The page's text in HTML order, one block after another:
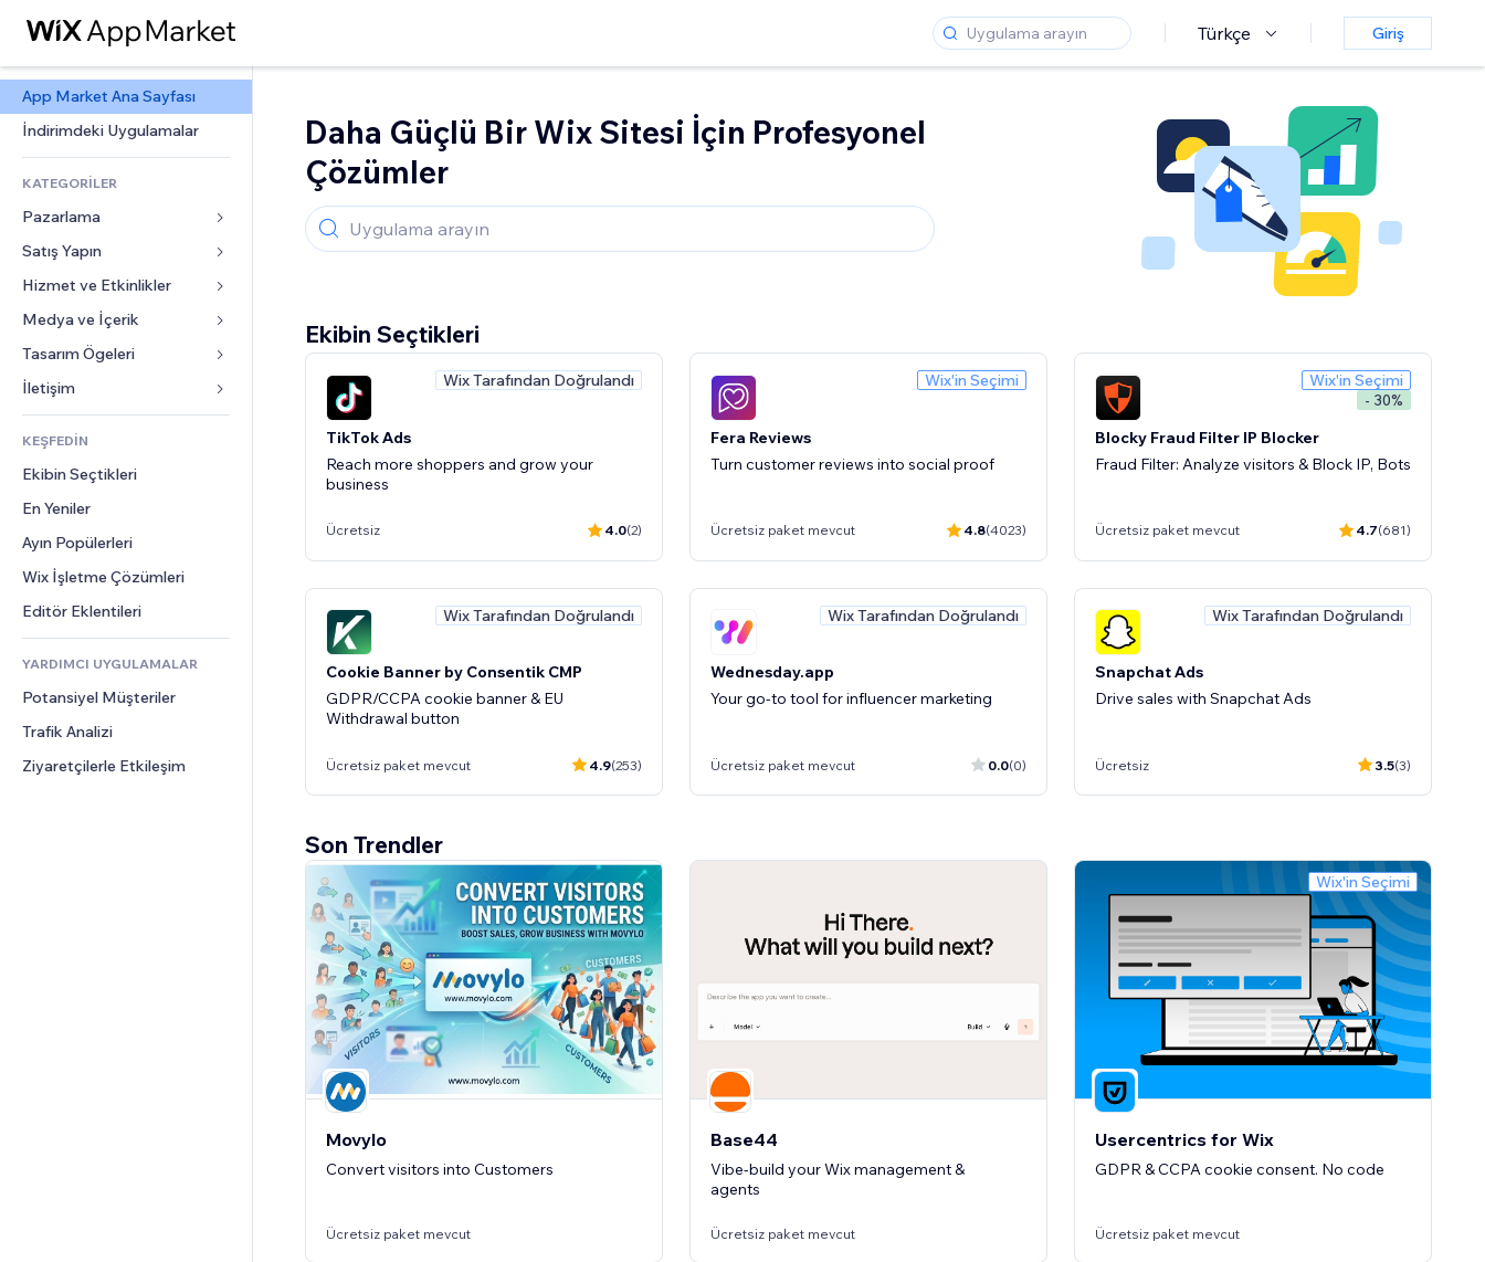
Türkçe Giriş
App Market Ana Sayfası
İndirimdeki Uygulamalar
KATEGORİLER
Pazarlama
Reklamlar
Mobil
Site Analizleri
Sosyal Ağ
Site Listeleri
E-posta
Satış Yapın
Mağazalar için uygulamalar
Gönderim ve Teslimat
Satış Düğmeleri
Muhasebe
Kuponlar ve Müşteri Sadakati
Depolama Çözümleri
Hizmet ve Etkinlikler
Oteller
Etkinlikler
Restoranlar
Emlak
Randevular
Medya ve İçerik
Galeri
Müzik
Podcast
Fotoğrafçılık
Video
PDF
Dosya Paylaşımı
Haberler
Tasarım Ögeleri
Haritalar ve Navigasyon
Gizlilik ve Güvenlik
Saat
Sayfa Şablonları
Görüntü Efektleri
Düğmeler ve Menüler
Afişler ve Rozetler
Hesap Makineleri
Arama
Hava Durumu
Grafik ve Tablolar
Formlar
Blog
Anketler
Sohbet
Yorumlar
Telefon
Topluluk
Değerlendirmeler ve Müşteri
KEŞFEDİN
Ekibin Seçtikleri
En Yeniler
Ayın Popülerleri
Wix İşletme Çözümleri
Editör Eklentileri
YARDIMCI UYGULAMALAR
Potansiyel Müşteriler
Trafik Analizi
Ziyaretçilerle Etkileşim
Daha Güçlü Bir Wix Sitesi İçin Profesyonel
Çözümler
Ekibin Seçtikleri
Wix Tarafından Doğrulandı
TikTok Ads
Reach more shoppers and grow your
business
Ücretsiz 4.0(2)
Wix'in Seçimi
Fera Reviews
Turn customer reviews into social proof
Ücretsiz paket mevcut 4.8(4023)
Wix'in Seçimi
- 30%
Blocky Fraud Filter IP Blocker
Fraud Filter: Analyze visitors & Block IP, Bots
Ücretsiz paket mevcut 4.7(681)
Wix Tarafından Doğrulandı
Cookie Banner by Consentik CMP
GDPR/CCPA cookie banner & EU
Withdrawal button
Ücretsiz paket mevcut 4.9(253)
Wix Tarafından Doğrulandı
Wednesday.app
Your go-to tool for influencer marketing
Ücretsiz paket mevcut 0.0(0)
Wix Tarafından Doğrulandı
Snapchat Ads
Drive sales with Snapchat Ads
Ücretsiz 3.5(3)
Guardz Essentials
Start protecting your business from hackers
now
14 gün ücretsiz deneme 4.6(2)
Quote, schedule, invoice & get paid-in one
place
Premium Site Gerekli
Son Trendler
Movylo
Convert visitors into Customers
Ücretsiz paket mevcut
Base44
Vibe-build your Wix management &
agents
Ücretsiz paket mevcut
Wix'in Seçimi
Usercentrics for Wix
GDPR & CCPA cookie consent. No code
Ücretsiz paket mevcut